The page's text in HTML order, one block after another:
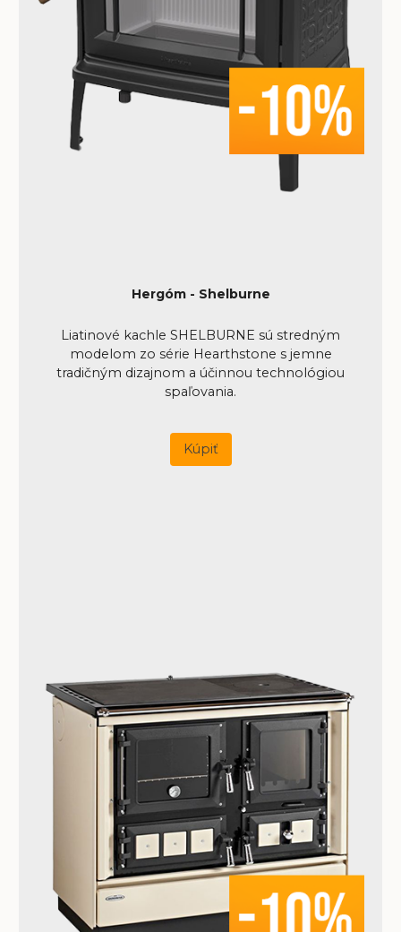
Hergóm - Shelburne
Liatinové kachle SHELBURNE sú stredným
modelom zo série Hearthstone s jemne
tradičným dizajnom a účinnou technológiou
spaľovania.
Kúpiť